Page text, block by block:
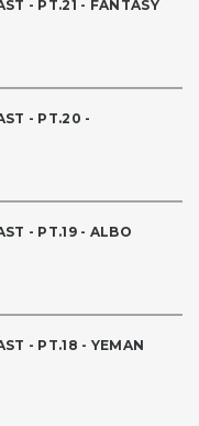
- PT.21 - FANTASY
- PT.20 -
- PT.19 - ALBO
- PT.18 - YEMAN